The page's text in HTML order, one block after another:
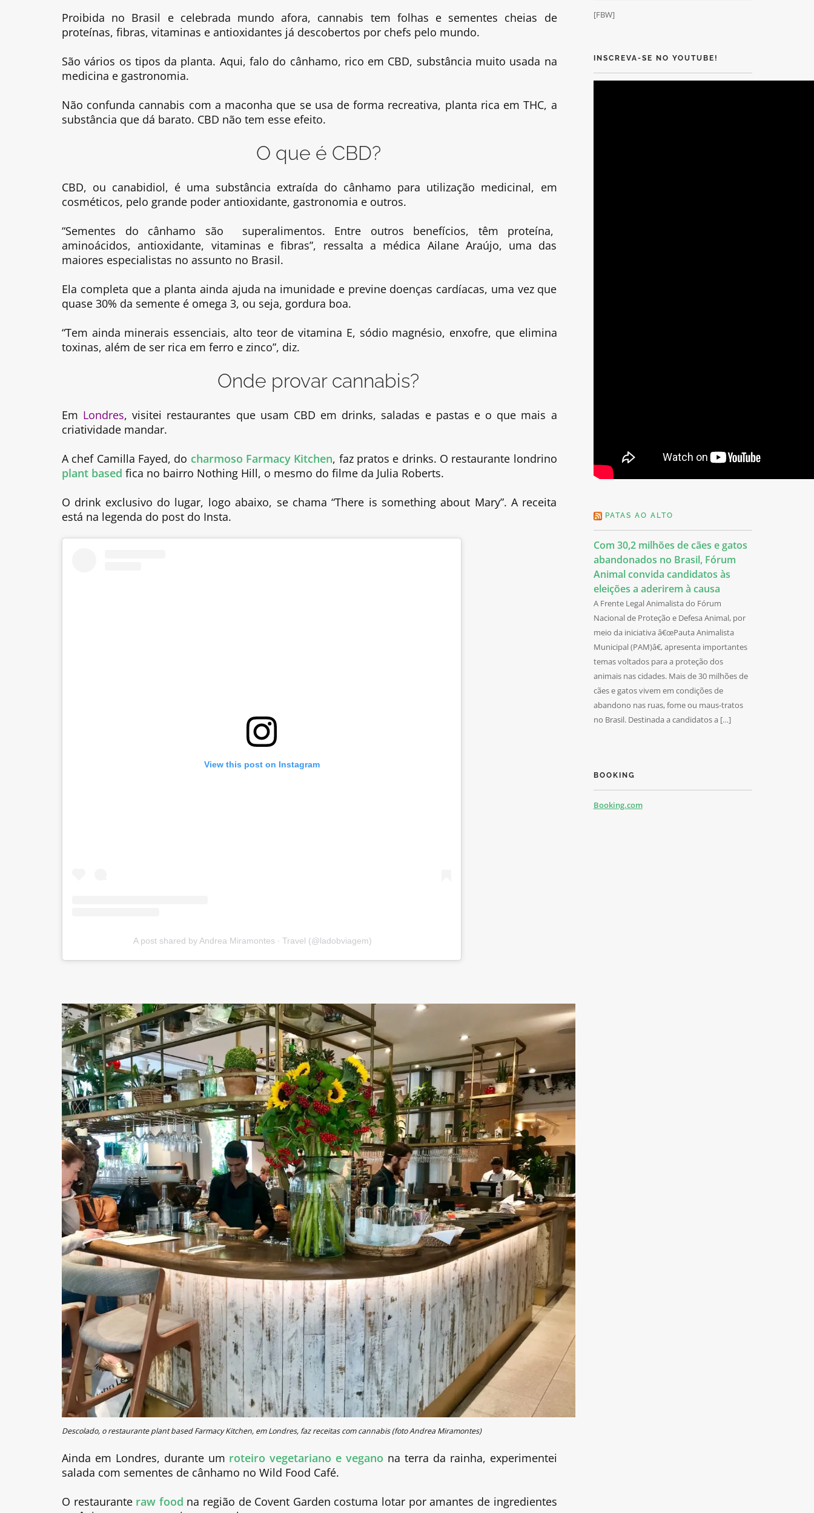
Proibida no Brasil e celebrada mundo afora, cannabis tem folhas e sementes cheias de
proteínas, fibras, vitaminas e antioxidantes já descobertos por chefs pelo mundo.
São vários os tipos da planta. Aqui, falo do cânhamo, rico em CBD, substância muito usada na
medicina e gastronomia.
Não confunda cannabis com a maconha que se usa de forma recreativa, planta rica em THC, a
substância que dá barato. CBD não tem esse efeito.
O que é CBD?
CBD, ou canabidiol, é uma substância extraída do cânhamo para utilização medicinal, em
cosméticos, pelo grande poder antioxidante, gastronomia e outros.
“Sementes do cânhamo são superalimentos. Entre outros benefícios, têm proteína,
aminoácidos, antioxidante, vitaminas e fibras”, ressalta a médica Ailane Araújo, uma das
maiores especialistas no assunto no Brasil.
Ela completa que a planta ainda ajuda na imunidade e previne doenças cardíacas, uma vez que
quase 30% da semente é omega 3, ou seja, gordura boa.
“Tem ainda minerais essenciais, alto teor de vitamina E, sódio magnésio, enxofre, que elimina
toxinas, além de ser rica em ferro e zinco”, diz.
Onde provar cannabis?
Em Londres, visitei restaurantes que usam CBD em drinks, saladas e pastas e o que mais a
criatividade mandar.
A chef Camilla Fayed, do charmoso Farmacy Kitchen, faz pratos e drinks. O restaurante londrino
plant based fica no bairro Nothing Hill, o mesmo do filme da Julia Roberts.
O drink exclusivo do lugar, logo abaixo, se chama “There is something about Mary”. A receita
está na legenda do post do Insta.
View this post on Instagram
A post shared by Andrea Miramontes ∙ Travel (@ladobviagem)
Descolado, o restaurante plant based Farmacy Kitchen, em Londres, faz receitas com cannabis (foto Andrea Miramontes)
Ainda em Londres, durante um roteiro vegetariano e vegano na terra da rainha, experimentei
salada com sementes de cânhamo no Wild Food Café.
O restaurante raw food na região de Covent Garden costuma lotar por amantes de ingredientes
[FBW]
INSCREVA-SE NO YOUTUBE!
PATAS AO ALTO
Com 30,2 milhões de cães e gatos
abandonados no Brasil, Fórum
Animal convida candidatos às
eleições a aderirem à causa
A Frente Legal Animalista do Fórum
Nacional de Proteção e Defesa Animal, por
meio da iniciativa â€œPauta Animalista
Municipal (PAM)â€, apresenta importantes
temas voltados para a proteção dos
animais nas cidades. Mais de 30 milhões de
cães e gatos vivem em condições de
abandono nas ruas, fome ou maus-tratos
no Brasil. Destinada a candidatos a […]
BOOKING
Booking.com